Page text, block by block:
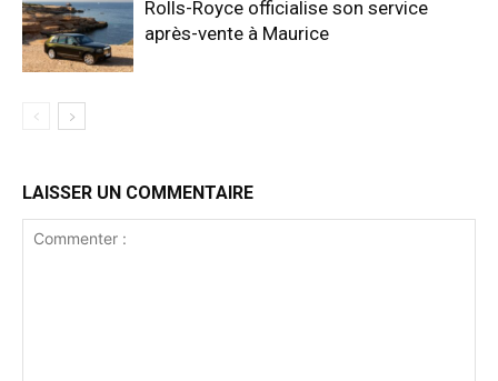
Rolls-Royce officialise son service
après-vente à Maurice
LAISSER UN COMMENTAIRE